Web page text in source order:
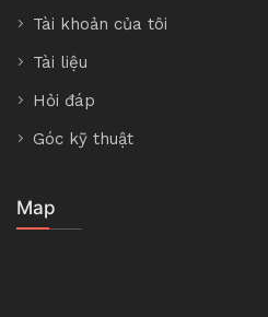
Tài khoản của tôi
Tài liệu
Hỏi đáp
Góc kỹ thuật
Map